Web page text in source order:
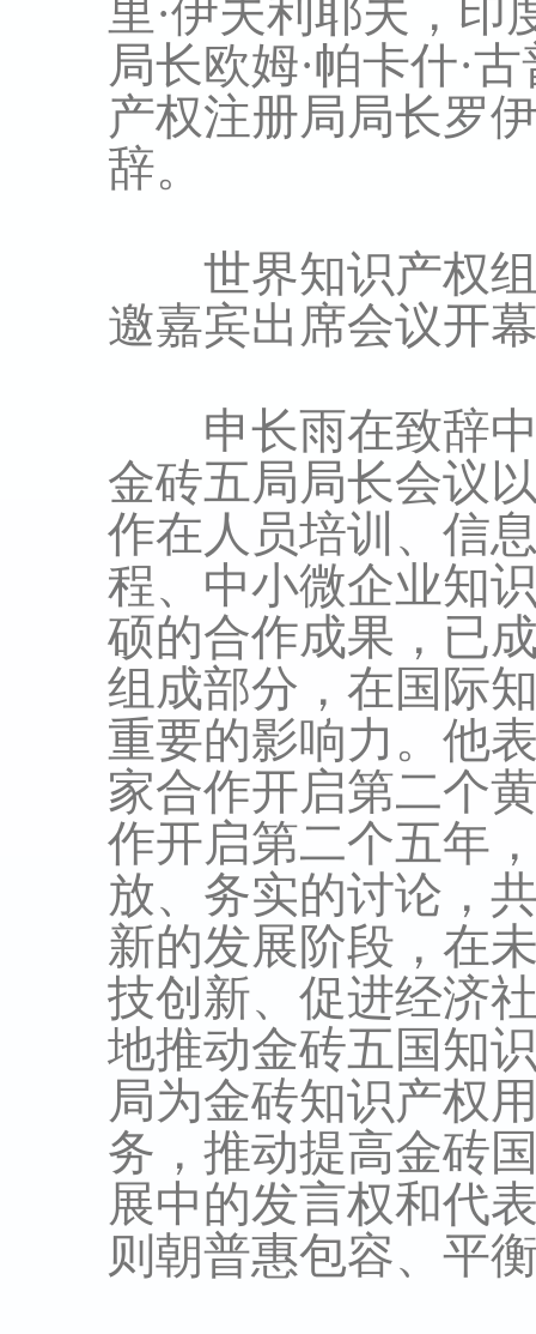
里·伊夫利耶夫，印
局长欧姆·帕卡什·
产权注册局局长罗
辞。
世界知识产权组
邀嘉宾出席会议开
申长雨在致辞中
金砖五局局长会议
作在人员培训、信
程、中小微企业知
硕的合作成果，已
组成部分，在国际
重要的影响力。他
家合作开启第二个
作开启第二个五年
放、务实的讨论，
新的发展阶段，在
技创新、促进经济
地推动金砖五国知
局为金砖知识产权
务，推动提高金砖
展中的发言权和代
则朝普惠包容、平